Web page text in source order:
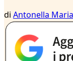
di Antonella